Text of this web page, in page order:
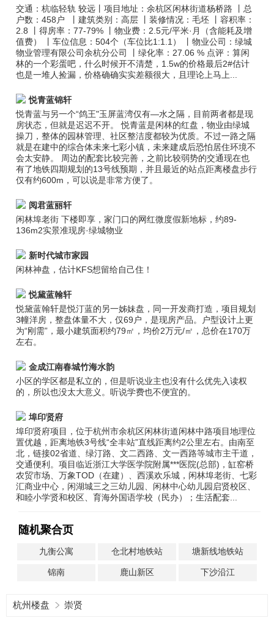
交通：杭临轻轨 较远丨项目地址：余杭区闲林街道杨桥路 丨总
户数：458户 丨建筑类别：高层 丨装修情况：毛坯 丨容积率：
2.8 丨得房率：77-79% 丨物业费：2.5元/平米·月（含能耗及增
值费） 丨车位信息：504个（车位比1:1.1） 丨物业公司：绿城
物业管理有限公司余杭分公司 丨绿化率：27.06 % 点评：算闲
林的一个彩蛋吧，什么时候开不清楚，1.5w的价格最后2#估计
也是一堆人捡漏，价格确确实实差额很大，且理论上马上...
悦青蓝锦轩
悦青蓝与另一个“鸽王"玉屏蓝湾仅有—水之隔，目前两者都是现
房状态，但就是迟迟不开。 悦青蓝是闲林的红盘，物业由绿城
操刀，整体的园林管理、社区整洁度都较为优质。不过一路之隔
就是在建中的综合体未来七彩小镇，未来建成后恐怕居住环境不
会太安静。 周边的配套比较完善，之前比较弱势的交通现在也
有了地铁四期规划的13号线预期，并且最近的站点距离楼盘步行
仅有约600m，可以说是非常方便了。
阅君蓝丽轩
闲林埠老街 下楼即享，家门口的网红微度假新地标，约89-
136m2实景准现房·绿城物业
新时代城市家园
闲林神盘，估计KFS想留给自己住！
悦黛蓝翰轩
悦黛蓝翰轩是悦汀蓝的另一姊妹盘，同一开发商打造，项目规划
3幢洋房，整盘体量不大，仅69户，是现房产品。户型设计上更
为“刚需”，最小建筑面积约79㎡，均价2万元/㎡，总价在170万
左右。
金成江南春城竹海水韵
小区的学区都是私立的，但是听说业主也没有什么优先入读权
的，所以也没太大意义。听说学费也不便宜的。
埠印贤府
埠印贤府项目，位于杭州市余杭区闲林街道闲林中路项目地理位
置优越，距离地铁3号线“全丰站”直线距离约2公里左右。由南至
北，链接02省道、绿汀路、文二西路、文一西路等城市主干道，
交通便利。项目临近浙江大学医学院附属***医院(总部)，缸窑桥
农贸市场、万象TOD（在建）、西溪欢乐城，闲林埠老街、七彩
汇商业中心，闲湖城三之三幼儿园、闲林中心幼儿园启贤校区、
和睦小学贤和校区、育海外国语学校（民办）；生活配套...
随机聚合页
九衡公寓 仓北村地铁站 塘新线地铁站
锦南 鹿山新区 下沙沿江
杭州楼盘 崇贤